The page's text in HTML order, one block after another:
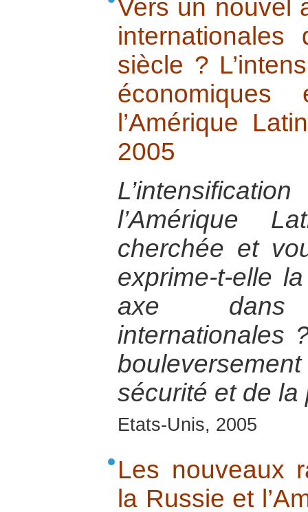
Vers un nouvel
siècle ?
l’Amérique
2005
l’Amérique
cherchée et
exprime-t-elle
axe
internationales
sécurité et de la
Etats-Unis, 2005
Les nouveaux
la Russie et